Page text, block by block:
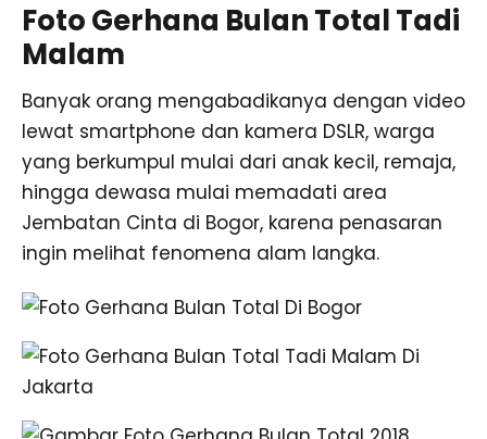
Foto Gerhana Bulan Total Tadi
Malam
Banyak orang mengabadikanya dengan video
lewat smartphone dan kamera DSLR, warga
yang berkumpul mulai dari anak kecil, remaja,
hingga dewasa mulai memadati area
Jembatan Cinta di Bogor, karena penasaran
ingin melihat fenomena alam langka.